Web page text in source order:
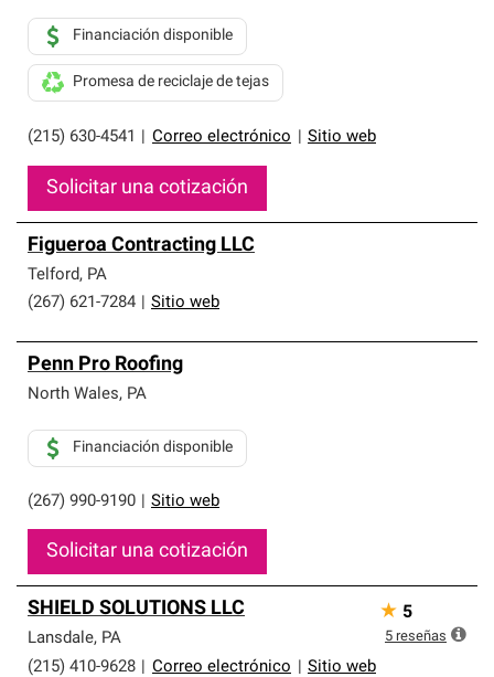
(215) 630-4541 Correo electrónico Sitio web
Financiación disponible
Promesa de reciclaje de tejas
Solicitar una cotización
Figueroa Contracting LLC
Telford, PA
(267) 621-7284
Sitio web
Penn Pro Roofing
North Wales, PA
(267) 990-9190 Sitio web
Financiación disponible
Solicitar una cotización
SHIELD SOLUTIONS LLC
Lansdale, PA
(215) 410-9628
Correo electrónico Sitio web
★ 5
5 reseñas